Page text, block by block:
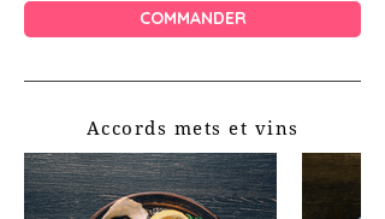
COMMANDER
Accords mets et vins